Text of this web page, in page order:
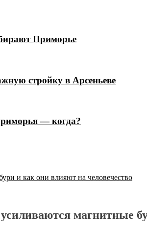
Приморье
стройку в Арсеньеве
— когда?
и как они влияют на человечество
магнитные